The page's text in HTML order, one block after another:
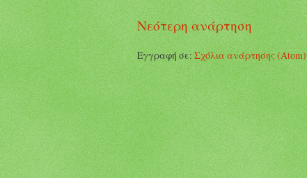
Νεότερη ανάρτηση
Εγγραφή σε:Σχόλια ανάρτησης (Atom)